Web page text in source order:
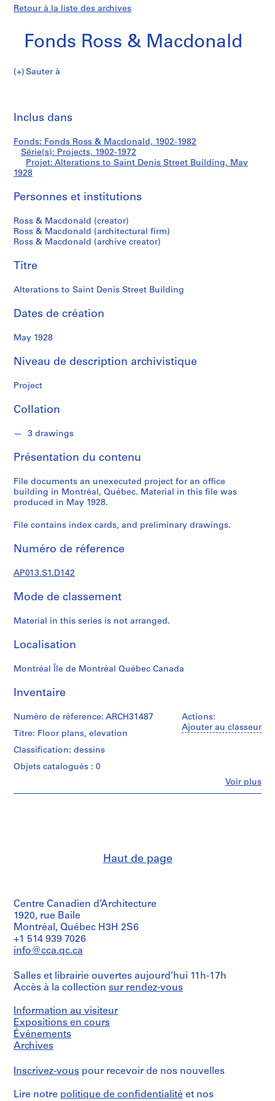
Retour à la liste des archives
Fonds Ross & Macdonald
Sauter à
d
s
R
s
&
a
c
o
a
d
é
i
(
)
:
P
o
j
c
s
,
1
9
2
1
7
AP013.S1
P
r
o
e
:
o
u
s
e
f
r
D
W
.
R
s
,
to
Saint
Denis
Street
Building
Inclus dans
Fonds: Fonds Ross & Macdonald, 1902-1982
Série(s): Projects, 1902-1972
Projet: Alterations to Saint Denis Street Building, May
1928
Personnes et institutions
Ross & Macdonald (creator)
Ross & Macdonald (architectural firm)
Ross & Macdonald (archive creator)
Titre
Alterations to Saint Denis Street Building
Dates de création
May 1928
Niveau de description archivistique
Project
Collation
3 drawings
Présentation du contenu
File documents an unexecuted project for an office
building in Montréal, Québec. Material in this file was
produced in May 1928.
File contains index cards, and preliminary drawings.
Numéro de réference
AP013.S1.D142
Mode de classement
Material in this series is not arranged.
Localisation
Montréal Île de Montréal Québec Canada
Inventaire
Actions:
Ajouter au classeur
Voir plus
Numéro de réference: ARCH31487
Titre: Floor plans, elevation
Classification: dessins
Objets catalogués : 0
Type
d’objet:
3
File
et
objectif:
dessin
Collation:
3
drawings
Mention
de
Ross
Haut de page
Centre Canadien d’Architecture
1920, rue Baile
Montréal, Québec H3H 2S6
+1 514 939 7026
info@cca.qc.ca
Salles et librairie ouvertes aujourd’hui 11h-17h
Accès à la collection sur rendez-vous
Information au visiteur
Expositions en cours
Événements
Archives
Inscrivez-vous pour recevoir de nos nouvelles
Lire notre politique de confidentialité et nos